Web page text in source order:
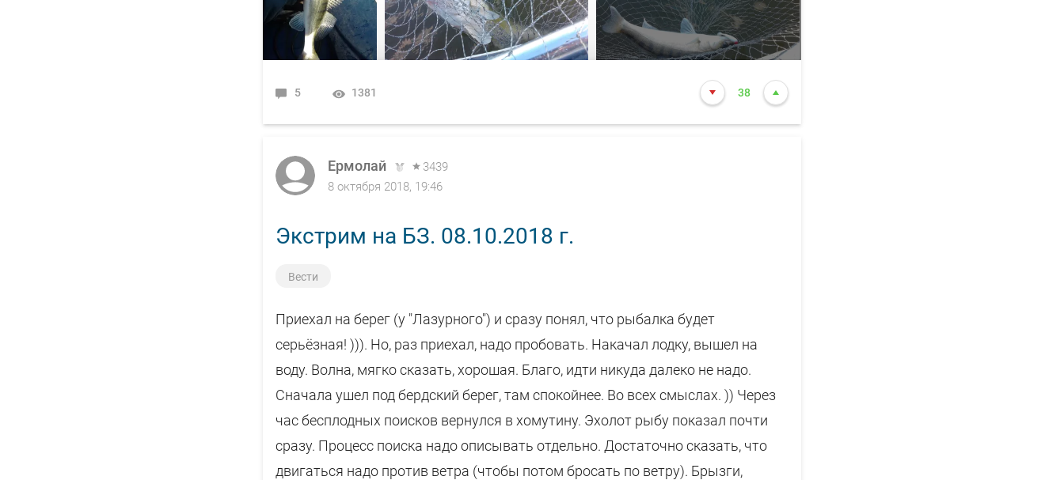
5 1381 38
Ермолай
3439
8 октября 2018, 19:46
Экстрим на БЗ. 08.10.2018 г.
Вести
Приехал на берег (у "Лазурного") и сразу понял, что рыбалка будет
серьёзная! ))). Но, раз приехал, надо пробовать. Накачал лодку, вышел на
воду. Волна, мягко сказать, хорошая. Благо, идти никуда далеко не надо.
Сначала ушел под бердский берег, там спокойнее. Во всех смыслах. )) Через
час бесплодных поисков вернулся в хомутину. Эхолот рыбу показал почти
сразу. Процесс поиска надо описывать отдельно. Достаточно сказать, что
двигаться надо против ветра (чтобы потом бросать по ветру). Брызги,